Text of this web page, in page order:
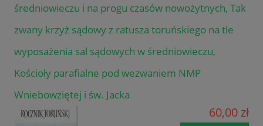
średniowieczu i na progu czasów nowożytnych, Tak
zwany krzyż sądowy z ratusza toruńskiego na tle
wyposażenia sal sądowych w średniowieczu,
Kościoły parafialne pod wezwaniem NMP
Wniebowziętej i św. Jacka
60,00 zł